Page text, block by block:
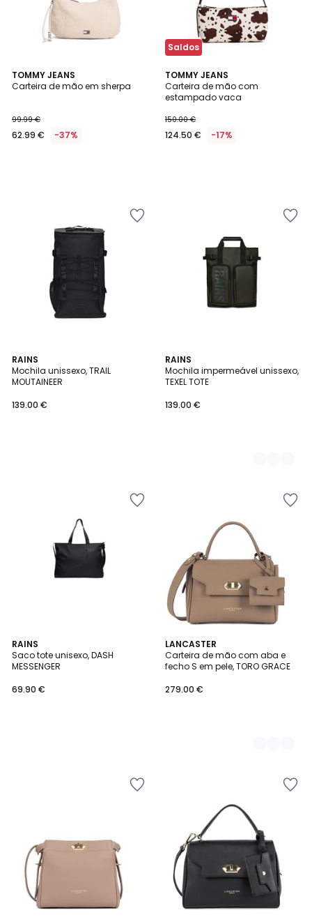
TOMMY JEANS
Carteira de mão em sherpa
99.99 €
62.99 € -37%
Saldos
TOMMY JEANS
Carteira de mão com
estampado vaca
150.00 €
124.50 € -17%
RAINS
Mochila unissexo, TRAIL
MOUTAINEER
139.00 €
RAINS
Mochila impermeável unissexo,
TEXEL TOTE
139.00 €
2
Cores
RAINS
Saco tote unisexo, DASH
MESSENGER
69.90 €
LANCASTER
Carteira de mão com aba e
fecho S em pele, TORO GRACE
279.00 €
2
Cores